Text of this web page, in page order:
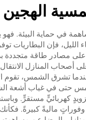
الهجين
في حماية البيئة.
الليل، فإن البطاريات
أصحاب المنازل
الشمس، تقوم
حتى في غياب أشعة
كهربائيٍّ مستقرٍّ.
ماليةً كبيرةً.